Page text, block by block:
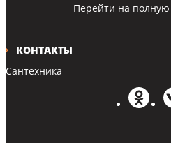
КОНТАКТЫ
Сантехника
Перейти на